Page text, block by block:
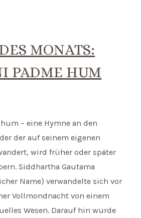
MONATS:
PADME HUM
– eine Hymne an den
der auf seinem eigenen
wird früher oder später
Siddhartha Gautama
Name) verwandelte sich vor
Vollmondnacht von einem
Wesen. Darauf hin wurde